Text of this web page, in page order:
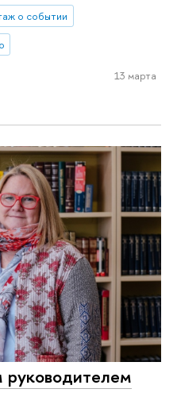
о событии
13 марта